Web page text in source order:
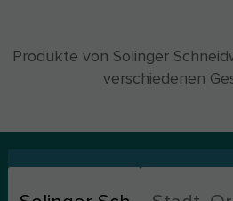
Produkte von Solinger
verschiedenen